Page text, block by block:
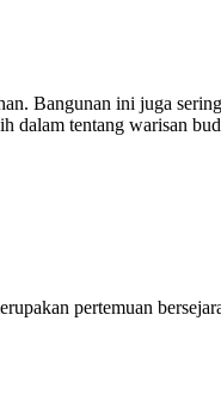
Bangunan ini juga
dalam tentang warisan
pertemuan